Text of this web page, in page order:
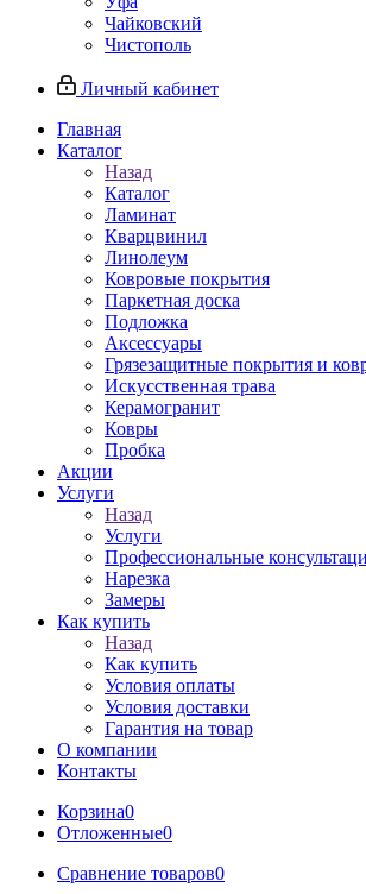
Чайковский
Чистополь
Личный кабинет
Главная
Каталог
Назад
Каталог
Ламинат
Кварцвинил
Линолеум
Ковровые покрытия
Паркетная доска
Подложка
Аксессуары
Грязезащитные покрытия и
Искусственная трава
Керамогранит
Ковры
Пробка
Акции
Услуги
Назад
Услуги
Профессиональные
Нарезка
Замеры
Как купить
Назад
Как купить
Условия оплаты
Условия доставки
Гарантия на товар
О компании
Контакты
Корзина0
Отложенные0
Сравнение товаров0